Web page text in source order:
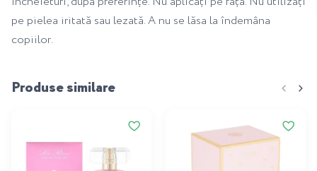
pe pielea iritată sau lezată. A nu se lăsa la îndemâna
copiilor.
Produse similare